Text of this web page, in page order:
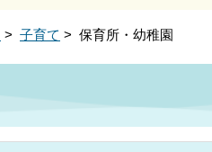
> 子育て > 保育所・幼稚園